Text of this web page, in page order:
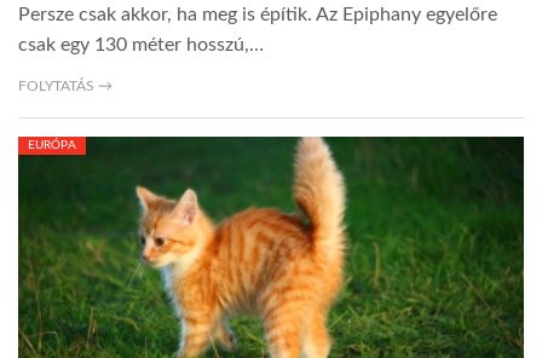
Persze csak akkor, ha meg is építik. Az Epiphany egyelőre
csak egy 130 méter hosszú,…
FOLYTATÁS →
EURÓPA